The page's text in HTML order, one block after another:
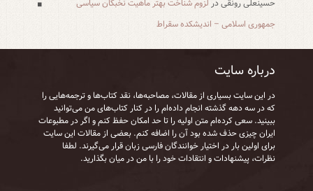
حسینعلی رونقیدر لزوم شناخت بهتر ماهیت نخبگان سیاسی
جمهوری اسلامی – اندیشکده سقراط
درباره سایت
در این سایت بسیاری از مقالات، مصاحبه‌ها، نقد کتاب‌ها و ترجمه‌هایی را
که در سه دهه گذشته انجام داده‌ام را در کنار کتاب‌های من می‌توانید
ببینید. سعی کرده‌ام متن اولیه را تا حد امکان حفظ کنم و اگر در مطبوعات
ایران چیزی حذف شده بود آن را اضافه کنم. بعضی از مقالات این سایت
برای اولین بار در اختیار خوانندگان فارسی زبان قرار می‌گیرند. لطفا
نظرات، پیشنهادات و انتقادات خود را با من در میان بگذارید.